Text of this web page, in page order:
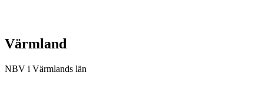
Värmland
NBV i Värmlands län